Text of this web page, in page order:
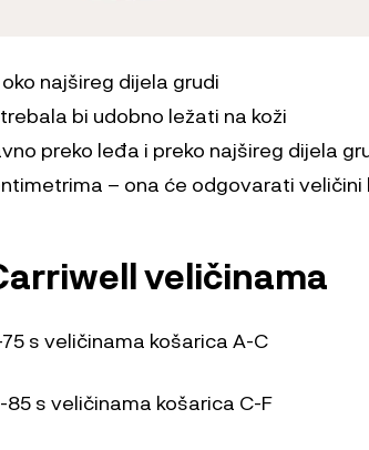
najšireg dijela grudi
bi udobno ležati na koži
preko leđa i preko najšireg dijela
– ona će odgovarati veličini
veličinama
s veličinama košarica A-C
s veličinama košarica C-F